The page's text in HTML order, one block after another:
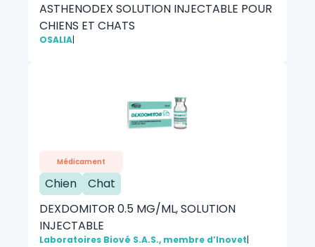
ASTHENODEX SOLUTION INJECTABLE POUR
CHIENS ET CHATS
OSALIA|
Médicament
Chien
Chat
DEXDOMITOR 0.5 MG/ML, SOLUTION
INJECTABLE
Laboratoires Biové S.A.S., membre d’Inovet|